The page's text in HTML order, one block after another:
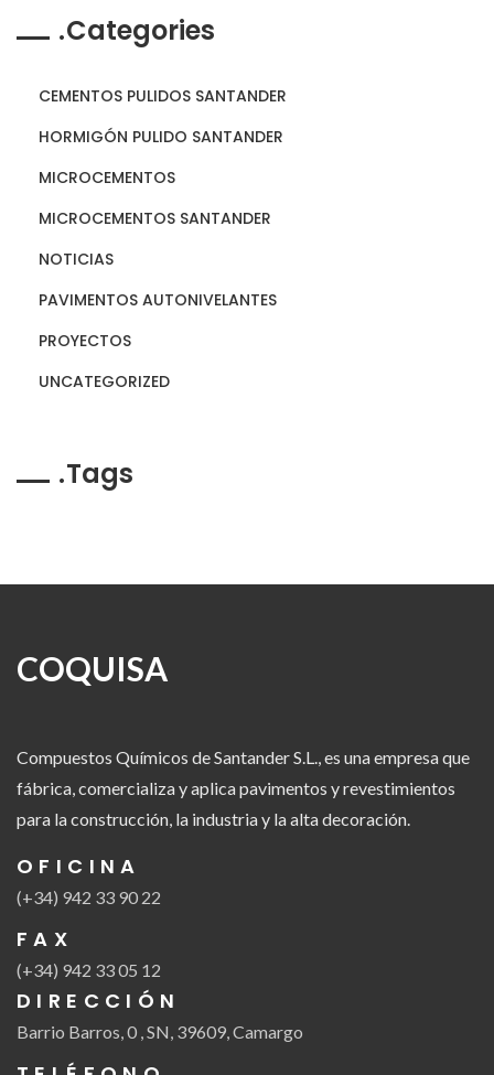
Categories
CEMENTOS PULIDOS SANTANDER
HORMIGÓN PULIDO SANTANDER
MICROCEMENTOS
MICROCEMENTOS SANTANDER
NOTICIAS
PAVIMENTOS AUTONIVELANTES
PROYECTOS
UNCATEGORIZED
Tags
COQUISA
Compuestos Químicos de Santander S.L., es una empresa que
fábrica, comercializa y aplica pavimentos y revestimientos
para la construcción, la industria y la alta decoración.
OFICINA
(+34) 942 33 90 22
FAX
(+34) 942 33 05 12
DIRECCIÓN
Barrio Barros, 0 , SN, 39609, Camargo